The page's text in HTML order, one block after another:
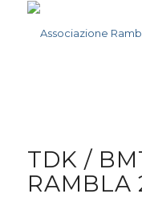
TDK /
RAMBLA